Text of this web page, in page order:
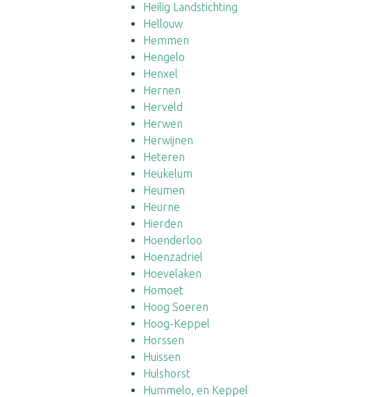
Heilig Landstichting
Hellouw
Hemmen
Hengelo
Henxel
Hernen
Herveld
Herwen
Herwijnen
Heteren
Heukelum
Heumen
Heurne
Hierden
Hoenderloo
Hoenzadriel
Hoevelaken
Homoet
Hoog Soeren
Hoog-Keppel
Horssen
Huissen
Hulshorst
Hummelo, en Keppel